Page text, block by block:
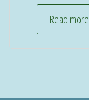
Read more